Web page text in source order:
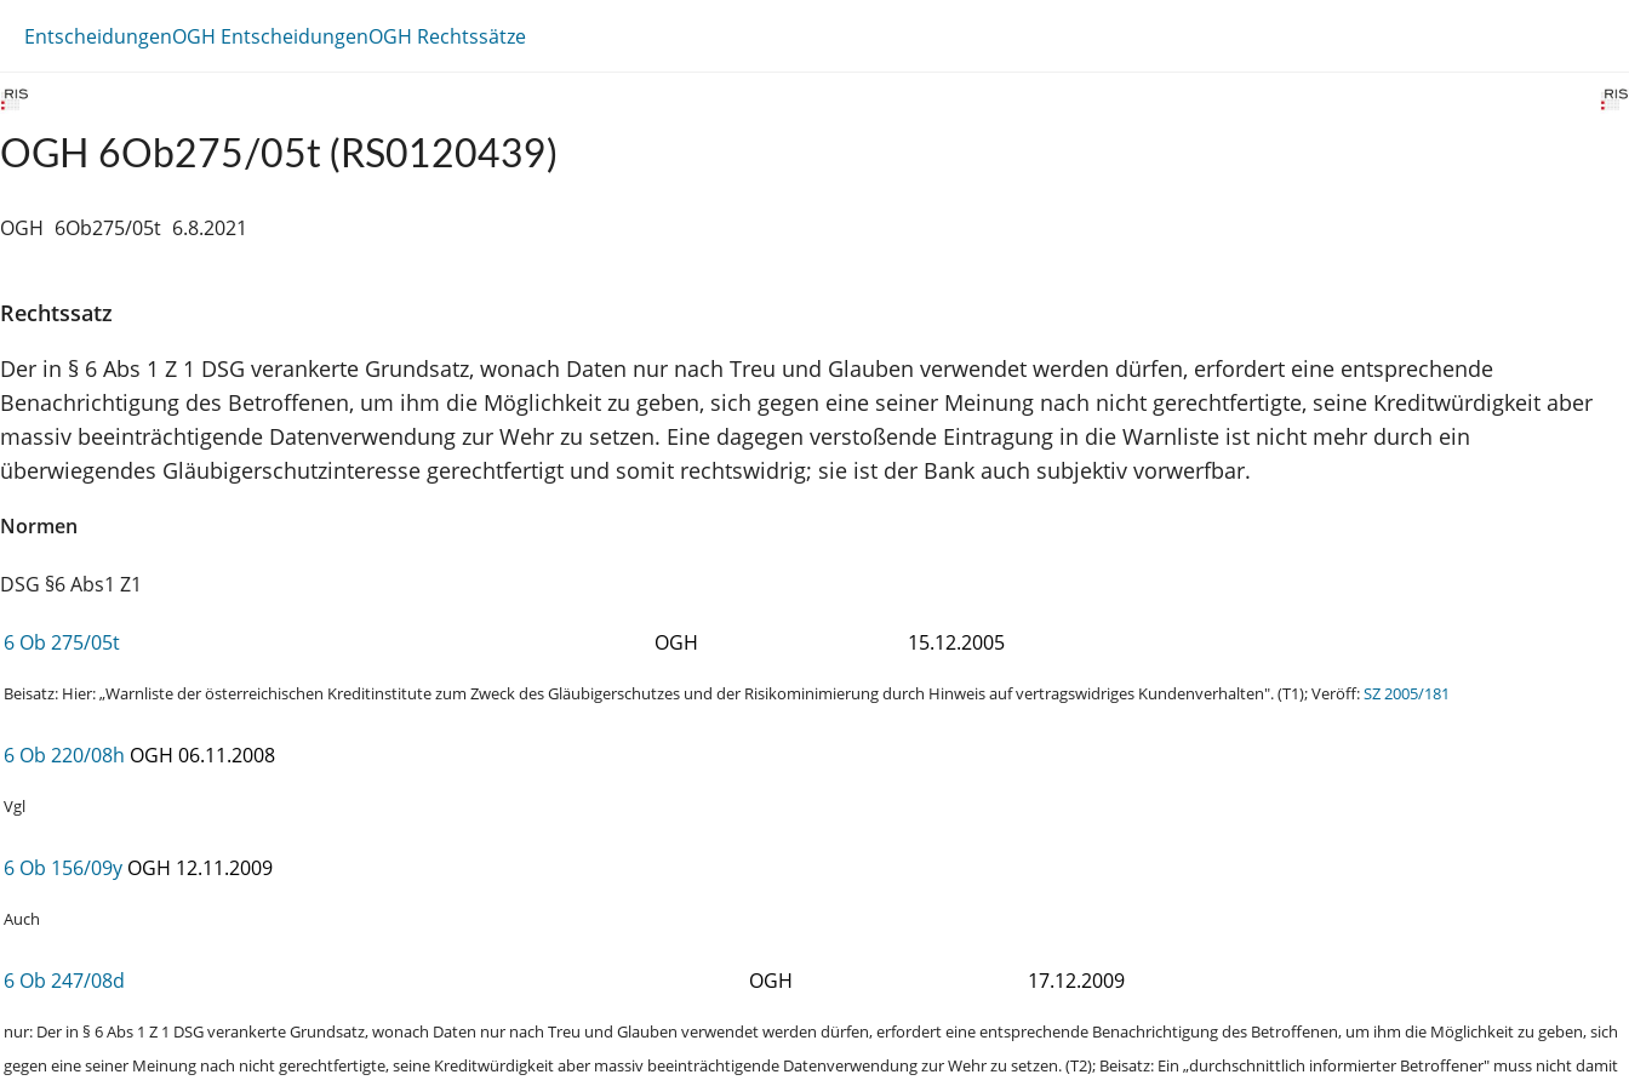
EntscheidungenOGH EntscheidungenOGH Rechtssätze
OGH 6Ob275/05t (RS0120439)
OGH 6Ob275/05t 6.8.2021
Rechtssatz
Der in § 6 Abs 1 Z 1 DSG verankerte Grundsatz, wonach Daten nur nach Treu und Glauben verwendet werden dürfen, erfordert eine entsprechende
Benachrichtigung des Betroffenen, um ihm die Möglichkeit zu geben, sich gegen eine seiner Meinung nach nicht gerechtfertigte, seine Kreditwürdigkeit aber
massiv beeinträchtigende Datenverwendung zur Wehr zu setzen. Eine dagegen verstoßende Eintragung in die Warnliste ist nicht mehr durch ein
überwiegendes Gläubigerschutzinteresse gerechtfertigt und somit rechtswidrig; sie ist der Bank auch subjektiv vorwerfbar.
Normen
DSG §6 Abs1 Z1
6 Ob 275/05t OGH 15.12.2005
Beisatz: Hier: „Warnliste der österreichischen Kreditinstitute zum Zweck des Gläubigerschutzes und der Risikominimierung durch Hinweis auf vertragswidriges Kundenverhalten". (T1); Veröff:SZ 2005/181
6 Ob 220/08h OGH 06.11.2008
Vgl
6 Ob 156/09y OGH 12.11.2009
Auch
6 Ob 247/08d OGH 17.12.2009
nur: Der in § 6 Abs 1 Z 1 DSG verankerte Grundsatz, wonach Daten nur nach Treu und Glauben verwendet werden dürfen, erfordert eine entsprechende Benachrichtigung des Betroffenen, um ihm die Möglichkeit zu geben, sich
gegen eine seiner Meinung nach nicht gerechtfertigte, seine Kreditwürdigkeit aber massiv beeinträchtigende Datenverwendung zur Wehr zu setzen. (T2); Beisatz: Ein „durchschnittlich informierter Betroffener" muss nicht damit